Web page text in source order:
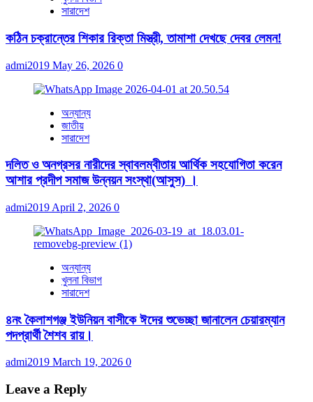
সারাদেশ
কঠিন চক্রান্তের শিকার রিক্তা মিস্ত্রী, তামাশা দেখছে দেবর লেমন!
admi2019 May 26, 2026 0
অন্যান্য
জাতীয়
সারাদেশ
দলিত ও অনগ্রসর নারীদের স্বাবলম্বীতায় আর্থিক সহযোগিতা করেন
আশার প্রদীপ সমাজ উন্নয়ন সংস্থা(আসুস) ।
admi2019 April 2, 2026 0
অন্যান্য
খুলনা বিভাগ
সারাদেশ
৪নং কৈলাশগঞ্জ ইউনিয়ন বাসীকে ঈদের শুভেচ্ছা জানালেন চেয়ারম্যান
পদপ্রার্থী শৈশব রায়।
admi2019 March 19, 2026 0
Leave a Reply